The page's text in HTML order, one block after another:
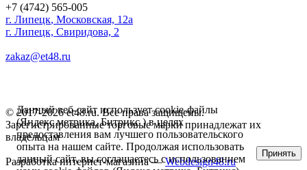
+7 (4742) 565-005
г. Липецк, Московская, 12а
г. Липецк, Свиридова, 2
zakaz@et48.ru
© 2017-2026 et48.ru. Все права защищены.
Зарегистрированные торговые марки принадлежат их
владельцам
Разработка интернет-магазина —Webdesign48.ru
Данный веб-сайт использует cookie-файлы
(Яндекс метрика, Битрикс ) в целях
предоставления вам лучшего пользовательского
опыта на нашем сайте. Продолжая использовать
данный сайт, вы соглашаетесь с использованием
Принять